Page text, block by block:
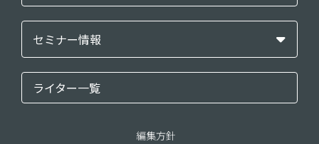
セミナー情報
ライター一覧
編集方針